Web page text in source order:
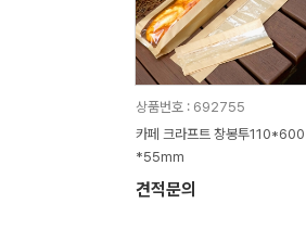
상품번호 : 692755
카페 크라프트 창봉투110*600
*55mm
견적문의